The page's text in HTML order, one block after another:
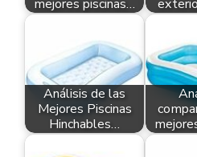
mejores piscinas…
Análisis de las
Mejores Piscinas
Hinchables…